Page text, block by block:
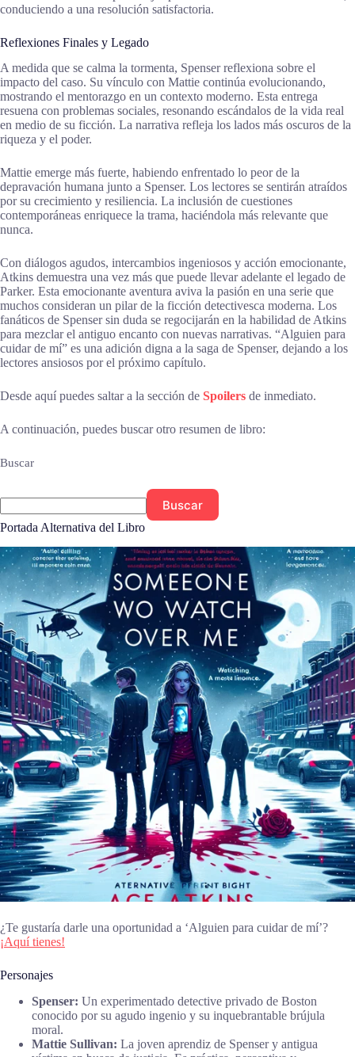
conduciendo a una resolución satisfactoria.
Reflexiones Finales y Legado
A medida que se calma la tormenta, Spenser reflexiona sobre el
impacto del caso. Su vínculo con Mattie continúa evolucionando,
mostrando el mentorazgo en un contexto moderno. Esta entrega
resuena con problemas sociales, resonando escándalos de la vida real
en medio de su ficción. La narrativa refleja los lados más oscuros de la
riqueza y el poder.
Mattie emerge más fuerte, habiendo enfrentado lo peor de la
depravación humana junto a Spenser. Los lectores se sentirán atraídos
por su crecimiento y resiliencia. La inclusión de cuestiones
contemporáneas enriquece la trama, haciéndola más relevante que
nunca.
Con diálogos agudos, intercambios ingeniosos y acción emocionante,
Atkins demuestra una vez más que puede llevar adelante el legado de
Parker. Esta emocionante aventura aviva la pasión en una serie que
muchos consideran un pilar de la ficción detectivesca moderna. Los
fanáticos de Spenser sin duda se regocijarán en la habilidad de Atkins
para mezclar el antiguo encanto con nuevas narrativas. “Alguien para
cuidar de mí” es una adición digna a la saga de Spenser, dejando a los
lectores ansiosos por el próximo capítulo.
Desde aquí puedes saltar a la sección de Spoilers de inmediato.
A continuación, puedes buscar otro resumen de libro:
Buscar
Buscar
Portada Alternativa del Libro
¿Te gustaría darle una oportunidad a ‘Alguien para cuidar de mí’?
¡Aquí tienes!
Personajes
Spenser: Un experimentado detective privado de Boston
conocido por su agudo ingenio y su inquebrantable brújula
moral.
Mattie Sullivan: La joven aprendiz de Spenser y antigua